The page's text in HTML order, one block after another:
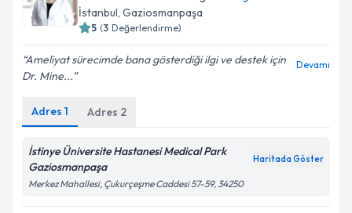
İstanbul, Gaziosmanpaşa
5 (3 Değerlendirme)
Ameliyat sürecimde bana gösterdiği ilgi ve destek için
Dr. Mine...
Devamı
Adres 1 Adres 2
İstinye Üniversite Hastanesi Medical Park
Gaziosmanpaşa
Haritada Göster
Merkez Mahallesi, Çukurçeşme Caddesi 57-59, 34250